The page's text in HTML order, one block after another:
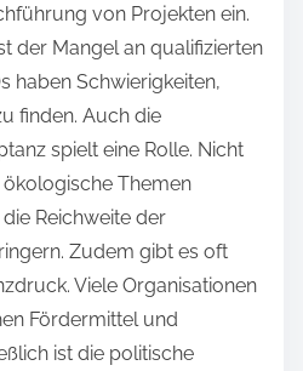
von Projekten ein.
der Mangel an qualifizierten
haben Schwierigkeiten,
finden. Auch die
spielt eine Rolle. Nicht
Themen
Reichweite der
Zudem gibt es oft
Viele Organisationen
Fördermittel und
ist die politische